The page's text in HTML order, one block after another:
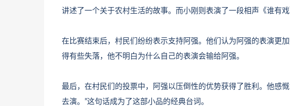
讲述了一个关于农村生活的故事。而小刚则表演了一段相声《谁有戏
在比赛结束后，村民们纷纷表示支持阿强。他们认为阿强的表演更
得有些失落，他不明白为什么自己的表演会输给阿强。
最后，在村民们的投票中，阿强以压倒性的优势获得了胜利。他感
去演。”这句话成为了这部小品的经典台词。